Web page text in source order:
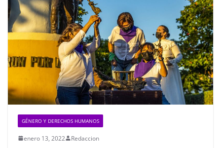
GÉNERO Y DERECHOS HUMANOS
enero 13, 2022 Redaccion